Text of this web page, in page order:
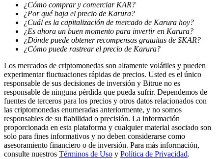
Análisis de big data que incluye información comercial, etc.
Guía
Guía de inicio de futuros
¿Cómo comprar y comerciar KAR?
¿Por qué baja el precio de Karura?
¿Cuál es la capitalización de mercado de Karura hoy?
¿Es ahora un buen momento para invertir en Karura?
¿Dónde puede obtener recompensas gratuitas de $KAR?
¿Cómo puede rastrear el precio de Karura?
Los mercados de criptomonedas son altamente volátiles y pueden
experimentar fluctuaciones rápidas de precios. Usted es el único
responsable de sus decisiones de inversión y Bitrue no es
responsable de ninguna pérdida que pueda sufrir. Dependemos de
fuentes de terceros para los precios y otros datos relacionados con
las criptomonedas enumeradas anteriormente, y no somos
responsables de su fiabilidad o precisión. La información
proporcionada en esta plataforma y cualquier material asociado son
solo para fines informativos y no deben considerarse como
asesoramiento financiero o de inversión. Para más información,
consulte nuestros Términos de Uso y Política de Privacidad.